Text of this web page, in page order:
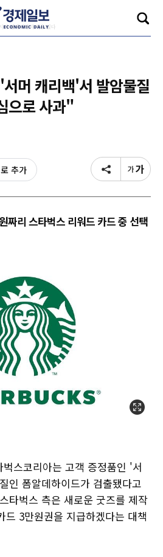
머 캐리백'서 발암물질
으로 사과"
추가
짜리 스타벅스 리워드 카드 중 선택
스코리아는 고객 증정품인 '서
인 폼알데하이드가 검출됐다고
타벅스 측은 새로운 굿즈를 제작
드 3만원권을 지급하겠다는 대책